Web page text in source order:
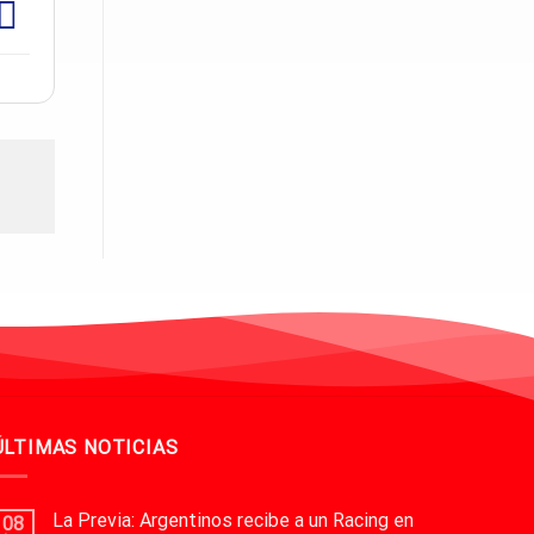
NOTICIAS
08
La Previa: Argentinos recibe a un Racing en